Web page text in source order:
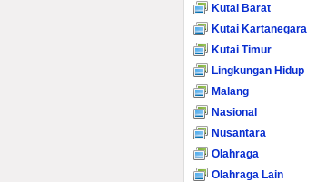
Kutai Barat
Kutai Kartanegara
Kutai Timur
Lingkungan Hidup
Malang
Nasional
Nusantara
Olahraga
Olahraga Lain